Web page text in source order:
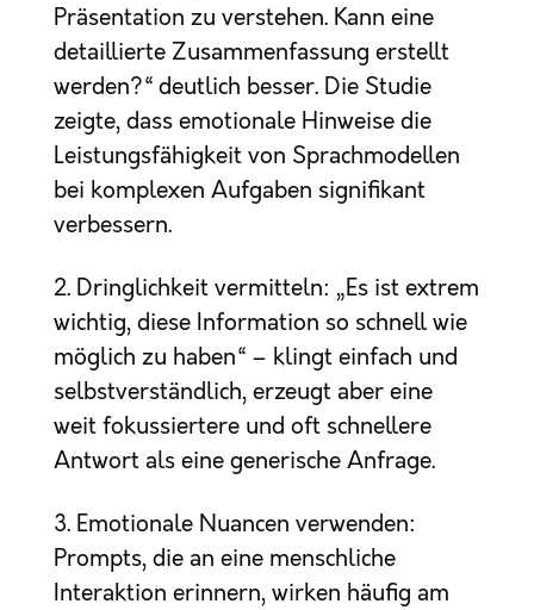
Präsentation zu verstehen. Kann eine
detaillierte Zusammenfassung erstellt
werden?“ deutlich besser. Die Studie
zeigte, dass emotionale Hinweise die
Leistungsfähigkeit von Sprachmodellen
bei komplexen Aufgaben signifikant
verbessern.
2. Dringlichkeit vermitteln: „Es ist extrem
wichtig, diese Information so schnell wie
möglich zu haben“ – klingt einfach und
selbstverständlich, erzeugt aber eine
weit fokussiertere und oft schnellere
Antwort als eine generische Anfrage.
3. Emotionale Nuancen verwenden:
Prompts, die an eine menschliche
Interaktion erinnern, wirken häufig am